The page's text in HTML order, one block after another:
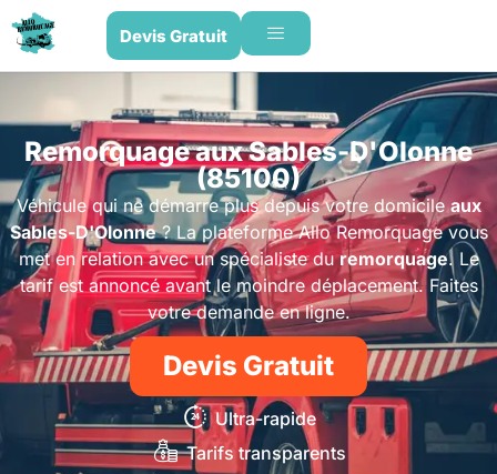
Devis Gratuit
Remorquage aux Sables-D'Olonne
(85100)
Véhicule qui ne démarre plus depuis votre domicileaux
Sables-D'Olonne? La plateforme Allo Remorquage vous
met en relation avec un spécialiste duremorquage. Le
tarif est annoncé avant le moindre déplacement. Faites
votre demande en ligne.
Devis Gratuit
Ultra-rapide
Tarifs transparents